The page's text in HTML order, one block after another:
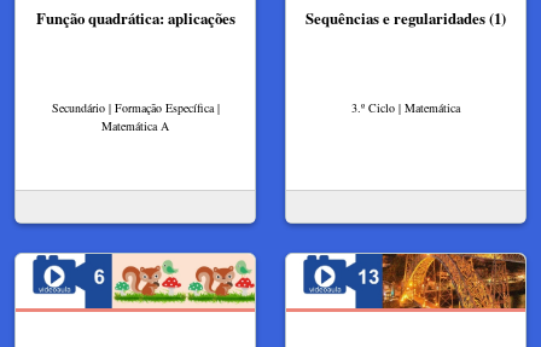
Função quadrática: aplicações
Secundário | Formação Específica |
Matemática A
Sequências e regularidades (1)
3.º Ciclo | Matemática